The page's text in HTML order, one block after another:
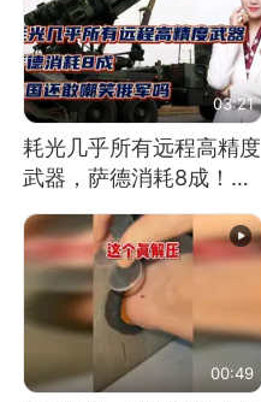
03:21
耗光几乎所有远程高精度
武器，萨德消耗8成！美
00:49